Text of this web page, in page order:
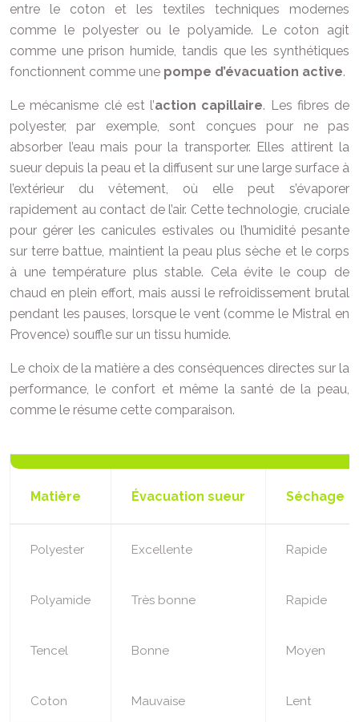
entre le coton et les textiles techniques modernes
comme le polyester ou le polyamide. Le coton agit
comme une prison humide, tandis que les synthétiques
fonctionnent comme une pompe d’évacuation active.
Le mécanisme clé est l’action capillaire. Les fibres de
polyester, par exemple, sont conçues pour ne pas
absorber l’eau mais pour la transporter. Elles attirent la
sueur depuis la peau et la diffusent sur une large surface à
l’extérieur du vêtement, où elle peut s’évaporer
rapidement au contact de l’air. Cette technologie, cruciale
pour gérer les canicules estivales ou l’humidité pesante
sur terre battue, maintient la peau plus sèche et le corps
à une température plus stable. Cela évite le coup de
chaud en plein effort, mais aussi le refroidissement brutal
pendant les pauses, lorsque le vent (comme le Mistral en
Provence) souffle sur un tissu humide.
Le choix de la matière a des conséquences directes sur la
performance, le confort et même la santé de la peau,
comme le résume cette comparaison.
Matière Évacuation sueur Séchage
Polyester Excellente Rapide
Polyamide Très bonne Rapide
Tencel Bonne Moyen
Coton Mauvaise Lent